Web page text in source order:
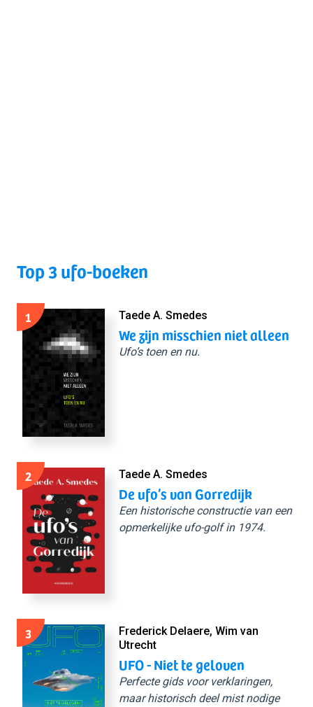
Top 3 ufo-boeken
1 Taede A. Smedes
We zijn misschien niet alleen
Ufo’s toen en nu.
2 Taede A. Smedes
De ufo’s van Gorredijk
Een historische constructie van een
opmerkelijke ufo-golf in 1974.
3
Frederick Delaere, Wim van
Utrecht
UFO - Niet te geloven
Perfecte gids voor verklaringen,
maar historisch deel mist nodige